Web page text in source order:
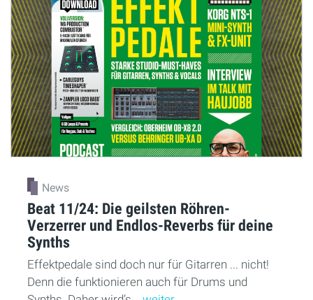
News
Beat 11/24: Die geilsten Röhren-
Verzerrer und Endlos-Reverbs für deine
Synths
Effektpedale sind doch nur für Gitarren ... nicht!
Denn die funktionieren auch für Drums und